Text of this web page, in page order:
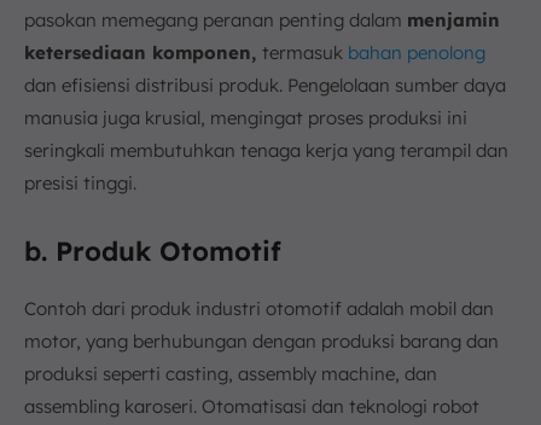
pasokan memegang peranan penting dalam menjamin
ketersediaan komponen, termasuk bahan penolong
dan efisiensi distribusi produk. Pengelolaan sumber daya
manusia juga krusial, mengingat proses produksi ini
seringkali membutuhkan tenaga kerja yang terampil dan
presisi tinggi.
b. Produk Otomotif
Contoh dari produk industri otomotif adalah mobil dan
motor, yang berhubungan dengan produksi barang dan
produksi seperti casting, assembly machine, dan
assembling karoseri. Otomatisasi dan teknologi robot